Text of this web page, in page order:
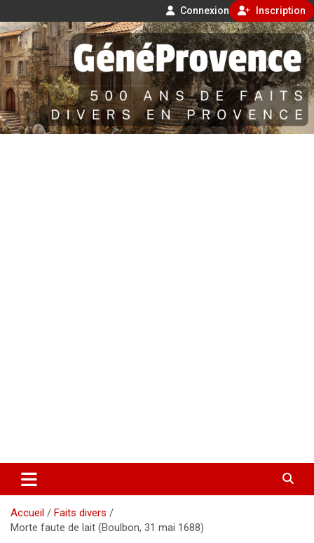
Connexion Inscription
Aller
au
contenu
GénéProvence
500 ans de faits divers en Provence
Accueil
Faits divers
Morte faute de lait (Boulbon, 31 mai 1688)